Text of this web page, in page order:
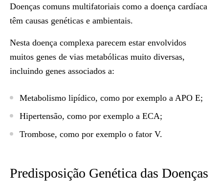
Doenças comuns multifatoriais como a doença cardíaca
têm causas genéticas e ambientais.
Nesta doença complexa parecem estar envolvidos
muitos genes de vias metabólicas muito diversas,
incluindo genes associados a:
Metabolismo lipídico, como por exemplo a APO E;
Hipertensão, como por exemplo a ECA;
Trombose, como por exemplo o fator V.
Predisposição Genética das Doenças